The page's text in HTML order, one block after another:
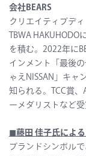
会社BEARS
クリエイティブデ
TBWA
を積む。2022年に
インメント「最後
ゃえNISSAN」キャ
知られる。TCC賞
ーメダリストなど受
◼︎藤田 佳子氏によ
ブランドシンボル